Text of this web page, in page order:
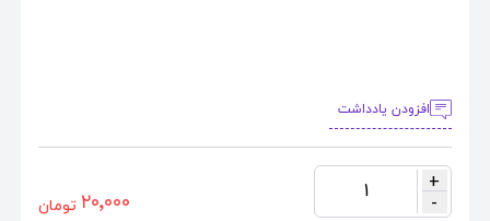
افزودن یادداشت
+
-
1 ٢٠٬٠٠٠ تومان